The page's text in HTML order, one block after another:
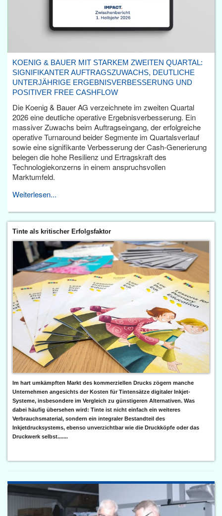
KOENIG & BAUER MIT STARKEM ZWEITEN QUARTAL:
SIGNIFIKANTER AUFTRAGSZUWACHS, DEUTLICHE
UNTERJÄHRIGE ERGEBNISVERBESSERUNG UND
POSITIVER FREE CASHFLOW
Die Koenig & Bauer AG verzeichnete im zweiten Quartal
2026 eine deutliche operative Ergebnisverbesserung. Ein
massiver Zuwachs beim Auftragseingang, der erfolgreiche
operative Turnaround beider Segmente im Quartalsverlauf
sowie eine signifikante Verbesserung der Cash-Generierung
belegen die hohe Resilienz und Ertragskraft des
Technologiekonzerns in einem anspruchsvollen
Marktumfeld.
Weiterlesen...
Tinte als kritischer Erfolgsfaktor
Im hart umkämpften Markt des kommerziellen Drucks zögern manche
Unternehmen angesichts der Kosten für Tintensätze digitaler Inkjet-
Systeme, insbesondere im Vergleich zu günstigeren Alternativen. Was
dabei häufig übersehen wird: Tinte ist nicht einfach ein weiteres
Verbrauchsmaterial, sondern ein integraler Bestandteil des
Inkjetdrucksystems, ebenso unverzichtbar wie die Druckköpfe oder das
Druckwerk selbst.......